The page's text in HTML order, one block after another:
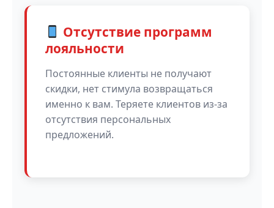
Отсутствие программ
лояльности
Постоянные клиенты не получают
скидки, нет стимула возвращаться
именно к вам. Теряете клиентов из-за
отсутствия персональных
предложений.